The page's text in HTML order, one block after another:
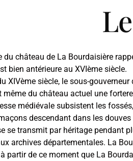
du château de La Bourdaisière
bien antérieure au XVIème siècle.
XIVème siècle, le sous-
même du château actuel une
médiévale subsistent les
descendant dans les douves
se transmit par héritage pendant
archives départementales. La
à partir de ce moment que La